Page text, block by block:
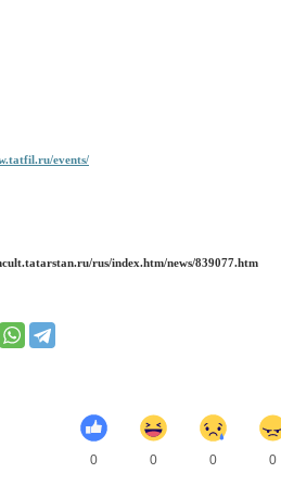
events/
rus/index.htm/news/839077.htm
0 0 0 0